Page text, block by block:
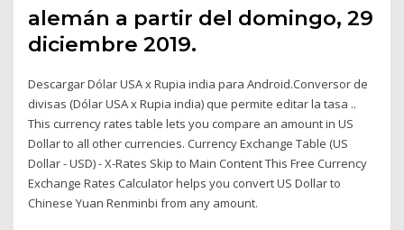
alemán a partir del domingo, 29
diciembre 2019.
Descargar Dólar USA x Rupia india para Android.Conversor de
divisas (Dólar USA x Rupia india) que permite editar la tasa ..
This currency rates table lets you compare an amount in US
Dollar to all other currencies. Currency Exchange Table (US
Dollar - USD) - X-Rates Skip to Main Content This Free Currency
Exchange Rates Calculator helps you convert US Dollar to
Chinese Yuan Renminbi from any amount.